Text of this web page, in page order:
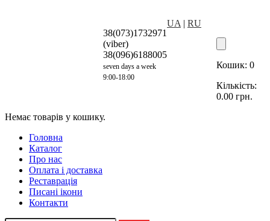
38(073)1732971
(viber)
38(096)6188005
seven days a week
9:00-18:00
UA | RU
Кошик: 0
Кількість:
0.00 грн.
Немає товарів у кошику.
Головна
Каталог
Про нас
Оплата і доставка
Реставрація
Писані ікони
Контакти